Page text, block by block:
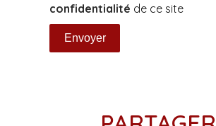
confidentialité de ce site
Envoyer